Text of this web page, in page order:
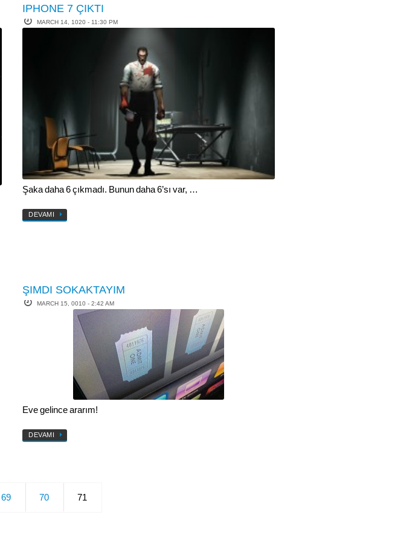
IPHONE 7 ÇIKTI
MARCH 14, 1020 - 11:30 PM
Şaka daha 6 çıkmadı. Bunun daha 6’sı var, …
DEVAMI
ŞIMDI SOKAKTAYIM
MARCH 15, 0010 - 2:42 AM
Eve gelince ararım!
DEVAMI
69 70 71